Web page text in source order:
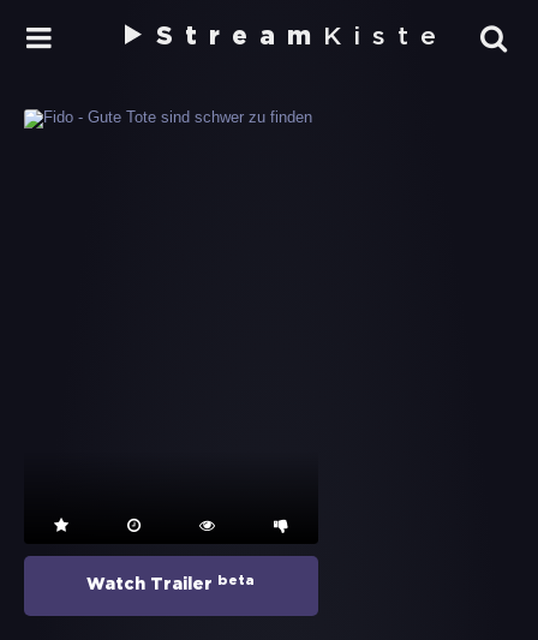
Stream Kiste
Watch Trailer beta